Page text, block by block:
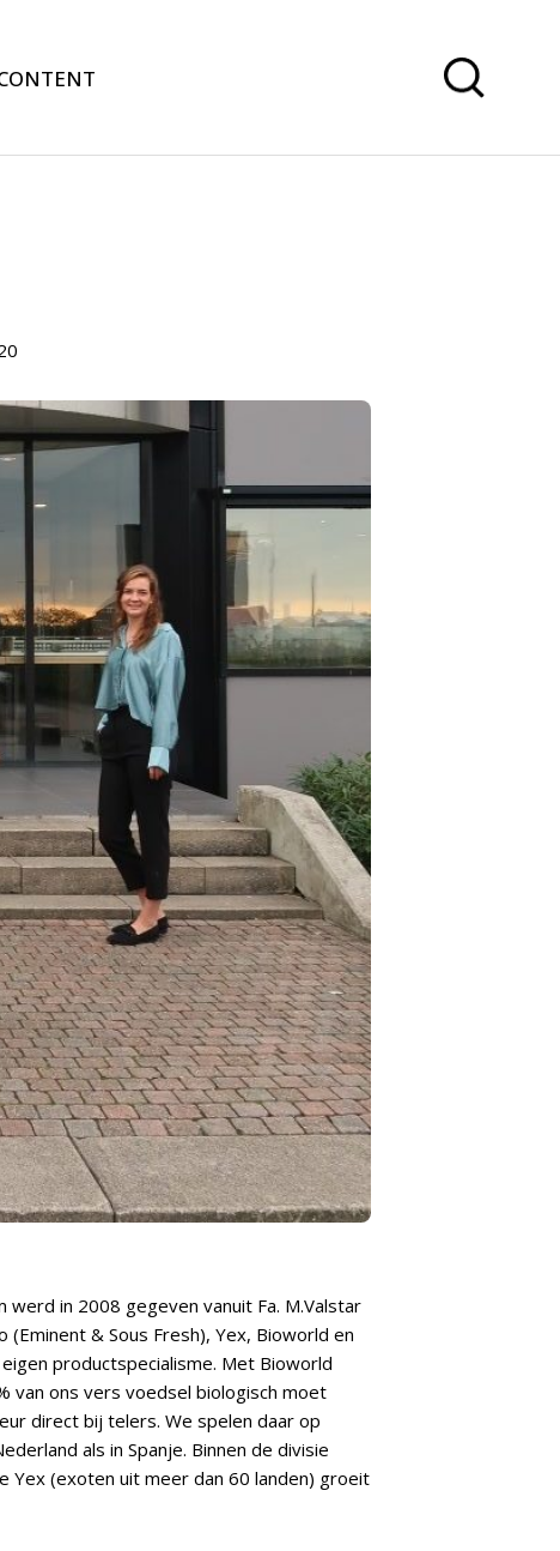
in 2008 gegeven vanuit Fa. M.Valstar
& Sous Fresh), Yex, Bioworld en
productspecialisme. Met Bioworld
van ons vers voedsel biologisch moet
direct bij telers. We spelen daar op
als in Spanje. Binnen de divisie
Yex (exoten uit meer dan 60 landen) groeit